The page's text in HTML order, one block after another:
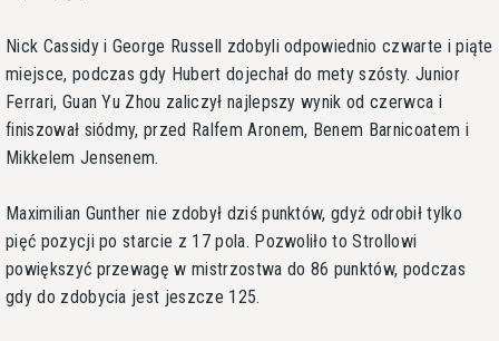
Nick Cassidy i George Russell zdobyli odpowiednio czwarte i piąte
miejsce, podczas gdy Hubert dojechał do mety szósty. Junior
Ferrari, Guan Yu Zhou zaliczył najlepszy wynik od czerwca i
finiszował siódmy, przed Ralfem Aronem, Benem Barnicoatem i
Mikkelem Jensenem.
Maximilian Gunther nie zdobył dziś punktów, gdyż odrobił tylko
pięć pozycji po starcie z 17 pola. Pozwoliło to Strollowi
powiększyć przewagę w mistrzostwa do 86 punktów, podczas
gdy do zdobycia jest jeszcze 125.